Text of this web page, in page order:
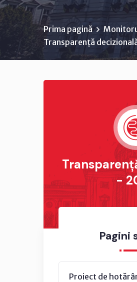
Prima pagină
Transparență
-
Pagini
Proiect de